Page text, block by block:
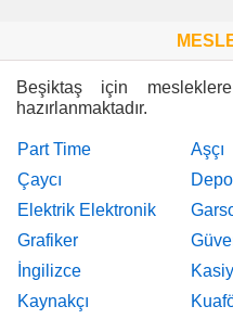
Beşiktaş için
hazırlanmaktadır.
Part Time
Aşçı
Çaycı
Elektrik Elektronik
Grafiker
İngilizce
Kaynakçı